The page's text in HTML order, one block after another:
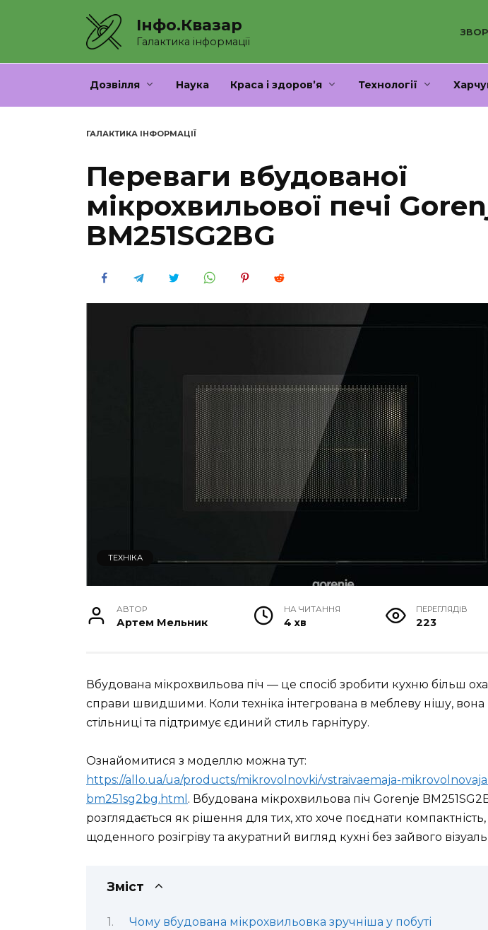
Інфо.Квазар
Галактика інформації
Дозвілля Наука Краса і здоров’я Технології
ГАЛАКТИКА ІНФОРМАЦІЇ
Переваги вбудованої
мікрохвильової печі
BM251SG2BG
ТЕХНІКА
АВТОР
Артем Мельник
НА ЧИТАННЯ
4 хв
ПЕРЕГЛЯДІВ
223
Вбудована мікрохвильова піч — це спосіб зробити кухню більш
справи швидшими. Коли техніка інтегрована в меблеву нішу, вона
стільниці та підтримує єдиний стиль гарнітуру.
Ознайомитися з моделлю можна тут:
https://allo.ua/ua/products/mikrovolnovki/vstraivaemaja-
bm251sg2bg.html . Вбудована мікрохвильова піч Gorenje
розглядається як рішення для тих, хто хоче поєднати компактність,
щоденного розігріву та акуратний вигляд кухні без зайвого
Зміст
Чому вбудована мікрохвильовка зручніша у побуті